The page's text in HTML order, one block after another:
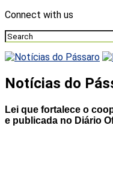
Connect with us
Notícias do
Lei que fortalece o
e publicada no Diário